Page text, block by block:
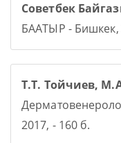
Советбек
БААТЫР - Бишкек,
Т.Т. Тойчиев,
2017, - 160 б.